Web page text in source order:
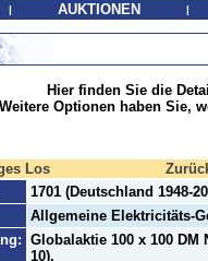
| AUKTIONEN |
Hier finden Sie die
Weitere Optionen haben Sie,
Los
1701 (Deutschland 1948-
Allgemeine Elektricitäts-
Globalaktie 100 x 100 DM
10).